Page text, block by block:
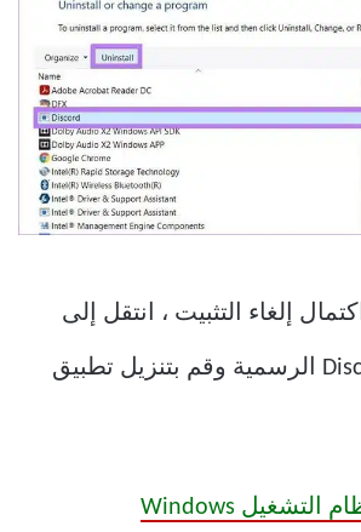
إلغاء التثبيت ، انتقل إلى
صفحة تنزيل Discord الرسمية وقم بتنزيل تطبيق